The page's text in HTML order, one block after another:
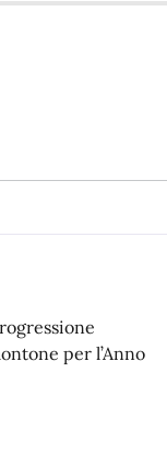
per l’Anno